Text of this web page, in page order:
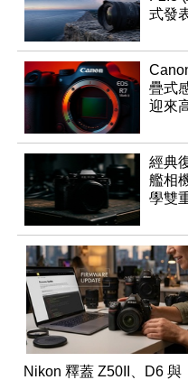
式發
疊式
迎來
經典
艦相
學雙
Nikon 釋蓋 Z50II、D6 與